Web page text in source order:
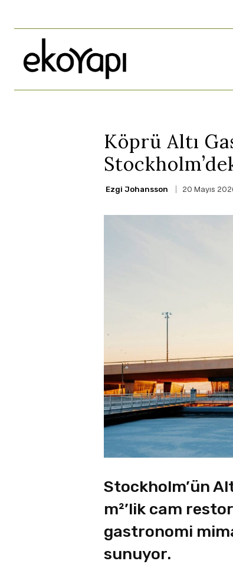
Köprü Altı
Ezgi Johansson 20 Mayıs
Stockholm’ün
m²’lik cam
gastronomi
sunuyor.